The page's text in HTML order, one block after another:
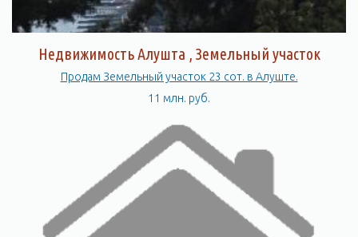
Недвижимость Алушта , Земельный участок
Продам Земельный участок 23 сот. в Алуште.
11 млн. руб.